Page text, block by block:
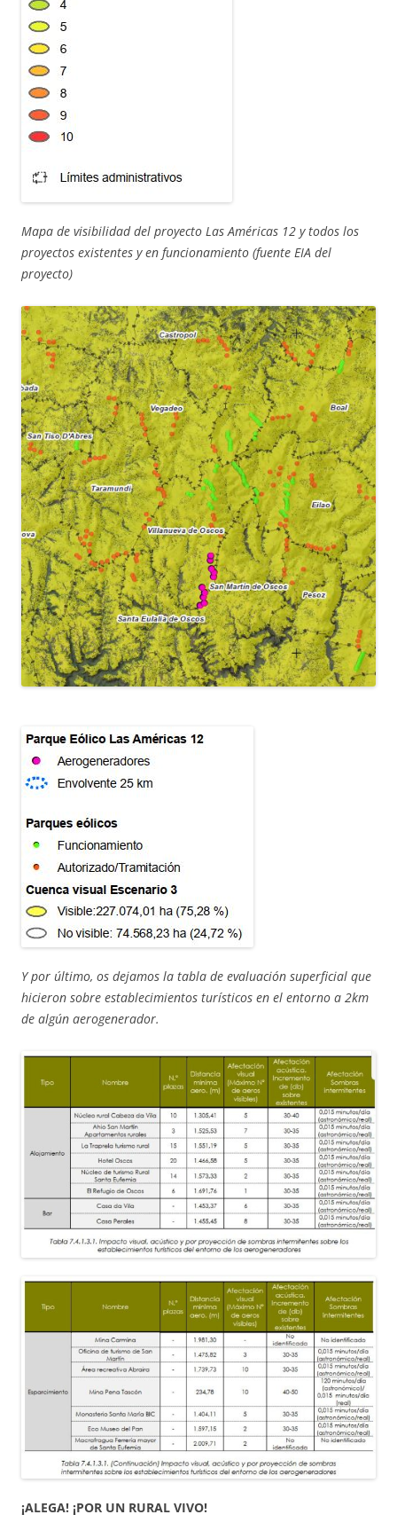
Mapa de visibilidad del proyecto Las Américas 12 y todos los
proyectos existentes y en funcionamiento (fuente EIA del
proyecto)
Y por último, os dejamos la tabla de evaluación superficial que
hicieron sobre establecimientos turísticos en el entorno a 2km
de algún aerogenerador.
¡ALEGA! ¡POR UN RURAL VIVO!